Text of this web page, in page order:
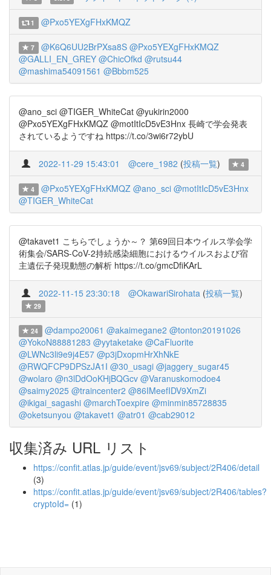
1 @Pxo5YEXgFHxKMQZ
7 @K6Q6UU2BrPXsa8S @Pxo5YEXgFHxKMQZ
@GALLI_EN_GREY @ChicOfkd @rutsu44
@mashima54091561 @Bbbm525
@ano_sci @TIGER_WhiteCat @yukirin2000
@Pxo5YEXgFHxKMQZ @motItIcD5vE3Hnx 長崎で学会発表
されているようですね https://t.co/3wi6r72ybU
2022-11-29 15:43:01 @cere_1982 (投稿一覧) 4
4 @Pxo5YEXgFHxKMQZ @ano_sci @motItIcD5vE3Hnx
@TIGER_WhiteCat
@takavet1 こちらでしょうか～？ 第69回日本ウイルス学会学
術集会/SARS-CoV-2持続感染細胞におけるウイルスおよび宿
主遺伝子発現動態の解析 https://t.co/gmcDfiKArL
2022-11-15 23:30:18 @OkawariSirohata (投稿一覧)
29
24 @dampo20061 @akaimegane2 @tonton20191026
@YokoN88881283 @yytaketake @CaFluorite
@LWNc3li9e9j4E57 @p3jDxopmHrXhNkE
@RWQFCP9DPSzJA1I @30_usagi @jaggery_sugar45
@wolaro @n3lDdOoKHjBQGcv @Varanuskomodoe4
@saimy2025 @traincenter2 @86IMeefIDV9XmZi
@ikigai_sagashi @marchToexpire @minmin85728835
@oketsunyou @takavet1 @atr01 @cab29012
収集済み URL リスト
https://confit.atlas.jp/guide/event/jsv69/subject/2R406/detail
(3)
https://confit.atlas.jp/guide/event/jsv69/subject/2R406/tables?
cryptoId= (1)